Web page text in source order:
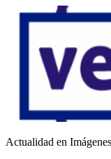
Saltar
Vecino Virtual
Actualidad en Imágenes